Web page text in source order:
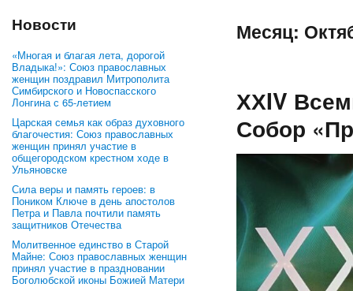
Новости
«Многая и благая лета, дорогой
Владыка!»: Союз православных
женщин поздравил Митрополита
Симбирского и Новоспасского
Лонгина с 65-летием
Царская семья как образ духовного
благочестия: Союз православных
женщин принял участие в
общегородском крестном ходе в
Ульяновске
Сила веры и память героев: в
Поником Ключе в день апостолов
Петра и Павла почтили память
защитников Отечества
Молитвенное единство в Старой
Майне: Союз православных женщин
принял участие в праздновании
Боголюбской иконы Божией Матери
Месяц:
ХХIV
Собор